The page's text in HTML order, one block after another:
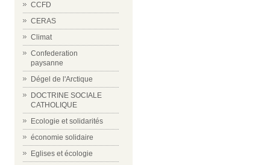
CCFD
CERAS
Climat
Confederation
paysanne
Dégel de l'Arctique
DOCTRINE SOCIALE
CATHOLIQUE
Ecologie et solidarités
économie solidaire
Eglises et écologie